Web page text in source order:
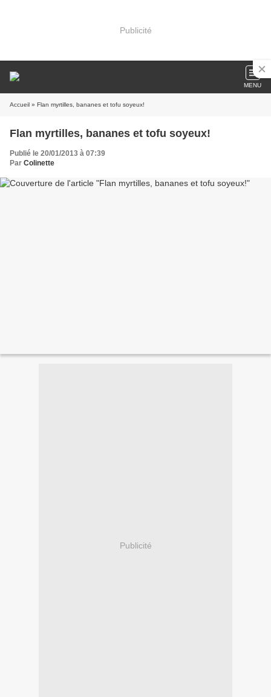
Publicité
MENU
Accueil » Flan myrtilles, bananes et tofu soyeux!
Flan myrtilles, bananes et tofu soyeux!
Publié le 20/01/2013 à 07:39
Par Colinette
Publicité